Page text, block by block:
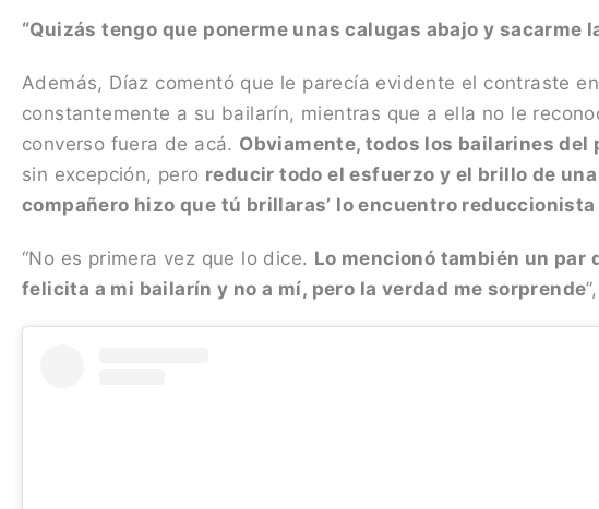
“Quizás tengo que ponerme unas calugas abajo y sacarme
Además, Díaz comentó que le parecía evidente el contraste
constantemente a su bailarín, mientras que a ella no le
converso fuera de acá. Obviamente, todos los bailarines
sin excepción, pero reducir todo el esfuerzo y el brillo de
compañero hizo que tú brillaras’ lo encuentro
“No es primera vez que lo dice. Lo mencionó también un par
felicita a mi bailarín y no a mí, pero la verdad me sorprende